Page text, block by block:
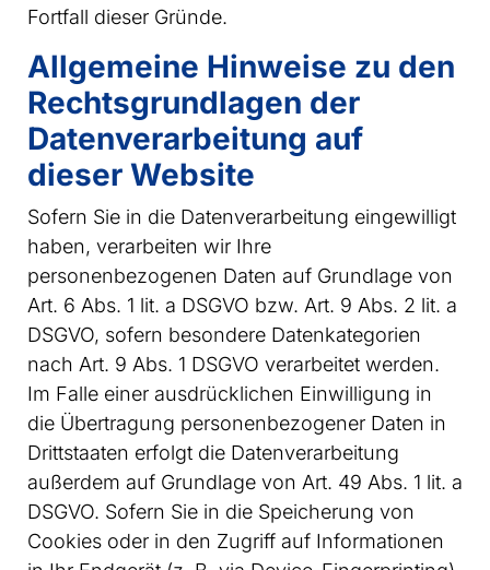
Fortfall dieser Gründe.
Allgemeine Hinweise zu den
Rechtsgrundlagen der
Datenverarbeitung auf
dieser Website
Sofern Sie in die Datenverarbeitung eingewilligt
haben, verarbeiten wir Ihre
personenbezogenen Daten auf Grundlage von
Art. 6 Abs. 1 lit. a DSGVO bzw. Art. 9 Abs. 2 lit. a
DSGVO, sofern besondere Datenkategorien
nach Art. 9 Abs. 1 DSGVO verarbeitet werden.
Im Falle einer ausdrücklichen Einwilligung in
die Übertragung personenbezogener Daten in
Drittstaaten erfolgt die Datenverarbeitung
außerdem auf Grundlage von Art. 49 Abs. 1 lit. a
DSGVO. Sofern Sie in die Speicherung von
Cookies oder in den Zugriff auf Informationen